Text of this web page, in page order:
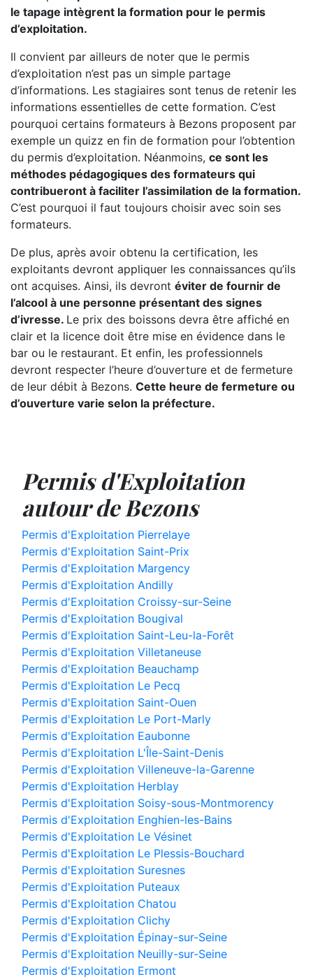
le tapage intègrent la formation pour le permis
d’exploitation.
Il convient par ailleurs de noter que le permis
d’exploitation n’est pas un simple partage
d’informations. Les stagiaires sont tenus de retenir les
informations essentielles de cette formation. C’est
pourquoi certains formateurs à Bezons proposent par
exemple un quizz en fin de formation pour l’obtention
du permis d’exploitation. Néanmoins, ce sont les
méthodes pédagogiques des formateurs qui
contribueront à faciliter l’assimilation de la formation.
C’est pourquoi il faut toujours choisir avec soin ses
formateurs.
De plus, après avoir obtenu la certification, les
exploitants devront appliquer les connaissances qu’ils
ont acquises. Ainsi, ils devront éviter de fournir de
l’alcool à une personne présentant des signes
d’ivresse. Le prix des boissons devra être affiché en
clair et la licence doit être mise en évidence dans le
bar ou le restaurant. Et enfin, les professionnels
devront respecter l’heure d’ouverture et de fermeture
de leur débit à Bezons. Cette heure de fermeture ou
d’ouverture varie selon la préfecture.
Permis d'Exploitation
autour de Bezons
Permis d'Exploitation Pierrelaye
Permis d'Exploitation Saint-Prix
Permis d'Exploitation Margency
Permis d'Exploitation Andilly
Permis d'Exploitation Croissy-sur-Seine
Permis d'Exploitation Bougival
Permis d'Exploitation Saint-Leu-la-Forêt
Permis d'Exploitation Villetaneuse
Permis d'Exploitation Beauchamp
Permis d'Exploitation Le Pecq
Permis d'Exploitation Saint-Ouen
Permis d'Exploitation Le Port-Marly
Permis d'Exploitation Eaubonne
Permis d'Exploitation L'Île-Saint-Denis
Permis d'Exploitation Villeneuve-la-Garenne
Permis d'Exploitation Herblay
Permis d'Exploitation Soisy-sous-Montmorency
Permis d'Exploitation Enghien-les-Bains
Permis d'Exploitation Le Vésinet
Permis d'Exploitation Le Plessis-Bouchard
Permis d'Exploitation Suresnes
Permis d'Exploitation Puteaux
Permis d'Exploitation Chatou
Permis d'Exploitation Clichy
Permis d'Exploitation Épinay-sur-Seine
Permis d'Exploitation Neuilly-sur-Seine
Permis d'Exploitation Ermont